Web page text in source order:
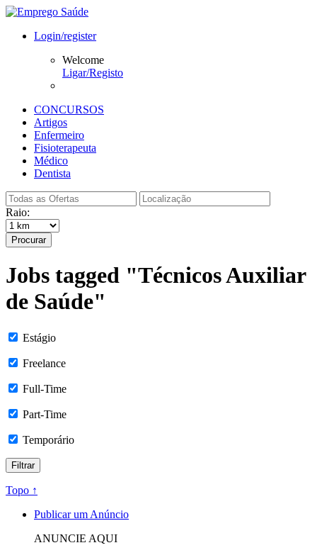
Login/register
Welcome
Ligar/Registo
CONCURSOS
Artigos
Enfermeiro
Fisioterapeuta
Médico
Dentista
Raio:
Procurar
Jobs tagged "Técnicos Auxiliar
de Saúde"
Estágio
Freelance
Full-Time
Part-Time
Temporário
Topo ↑
Publicar um Anúncio
ANUNCIE AQUI